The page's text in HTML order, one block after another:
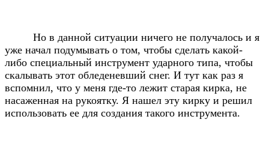
Но в данной ситуации ничего не получалось и я
уже начал подумывать о том, чтобы сделать какой-
либо специальный инструмент ударного типа, чтобы
скалывать этот обледеневший снег. И тут как раз я
вспомнил, что у меня где-то лежит старая кирка, не
насаженная на рукоятку. Я нашел эту кирку и решил
использовать ее для создания такого инструмента.